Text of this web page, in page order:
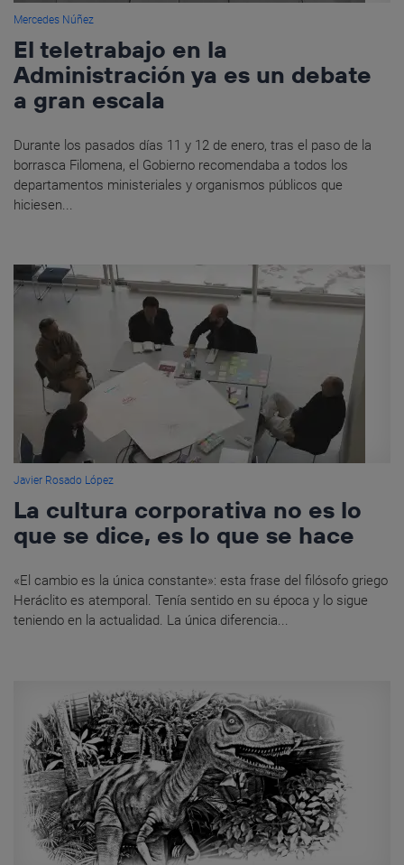
Mercedes Núñez
El teletrabajo en la
Administración ya es un debate
a gran escala
Durante los pasados días 11 y 12 de enero, tras el paso de la
borrasca Filomena, el Gobierno recomendaba a todos los
departamentos ministeriales y organismos públicos que
hiciesen...
Javier Rosado López
La cultura corporativa no es lo
que se dice, es lo que se hace
«El cambio es la única constante»: esta frase del filósofo griego
Heráclito es atemporal. Tenía sentido en su época y lo sigue
teniendo en la actualidad. La única diferencia...